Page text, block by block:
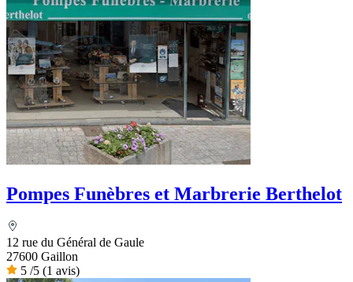
Pompes Funèbres et Marbrerie Berthelot
12 rue du Général de Gaule
27600 Gaillon
5 /5 (1 avis)